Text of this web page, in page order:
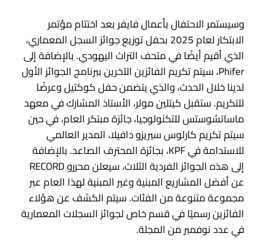
وسيستمر الاحتفال بأعمال فايفر بعد اختتام مؤتمر
الابتكار لعام 2025 بحفل توزيع جوائز السجل المعماري،
الذي أقيم أيضًا في متحف التراث اليهودي. بالإضافة إلى
Phifer، سيتم تكريم الفائزين الآخرين ببرنامج الجوائز الأول
لدينا خلال الحدث، والذي يتضمن حفل كوكتيل وعرضًا
للتكريم. ستقبل كيتلين مولر، الأستاذ المشارك في معهد
ماساتشوستس للتكنولوجيا، جائزة مبتكر العام، في حين
سيتم تكريم كارلوس سيريزو دافيلا، المدير العالمي
للاستدامة في KPF، بجائزة المحترف الصاعد. بالإضافة
إلى هذه الجوائز الفردية الثلاث، سيعلن محررو RECORD
عن أفضل المشاريع المبنية وغير المبنية لهذا العام عبر
مجموعة متنوعة من الفئات. سيتم الكشف عن هؤلاء
الفائزين رسميًا في قسم خاص لجوائز السجلات المعمارية
في عدد نوفمبر من المجلة.